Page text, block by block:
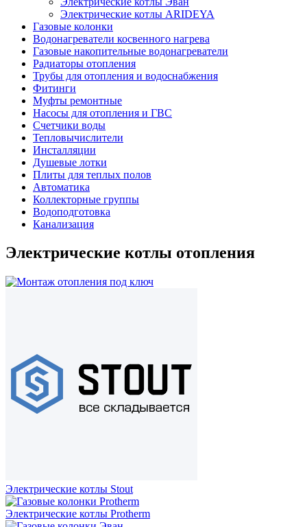
Электрические котлы ARIDEYA
Газовые колонки
Водонагреватели косвенного нагрева
Газовые накопительные водонагреватели
Радиаторы отопления
Трубы для отопления и водоснабжения
Фитинги
Муфты ремонтные
Насосы для отопления и ГВС
Счетчики воды
Тепловычислители
Инсталляции
Душевые лотки
Плиты для теплых полов
Автоматика
Коллекторные группы
Водоподготовка
Канализация
Электрические котлы отопления
Электрические котлы Stout
Электрические котлы Protherm